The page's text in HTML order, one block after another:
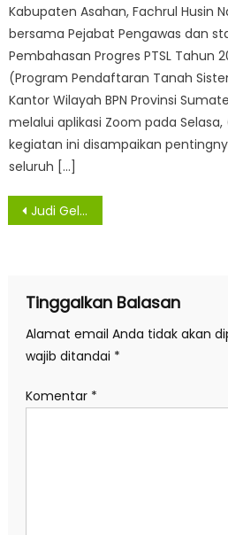
Kabupaten Asahan, Fachrul Husin
bersama Pejabat Pengawas dan
Pembahasan Progres PTSL Tahun
(Program Pendaftaran Tanah
Kantor Wilayah BPN Provinsi
melalui aplikasi Zoom pada
kegiatan ini disampaikan
seluruh […]
Navigasi
Judi Gelper di Jalan Sriwijaya Pematangsiantar Resahkan Warga
Tinggalkan Balasan
Alamat email Anda tidak akan
wajib ditandai *
Komentar *